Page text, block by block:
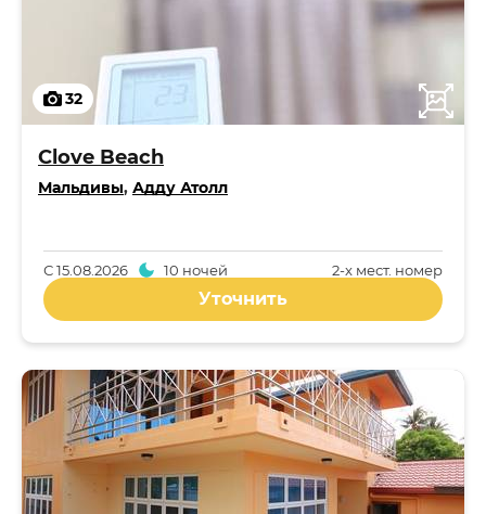
32
Clove Beach
Мальдивы, Адду Атолл
2-x мест. номер
С15.08.2026 10 ночей
Уточнить